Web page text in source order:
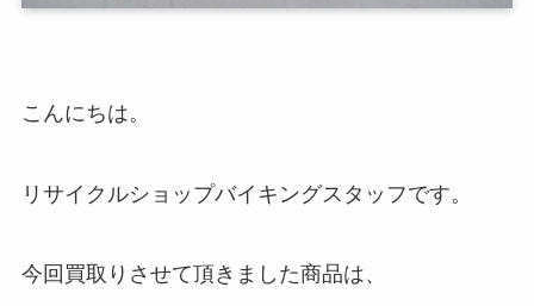
こんにちは。
リサイクルショップバイキングスタッフです。
今回買取りさせて頂きました商品は、